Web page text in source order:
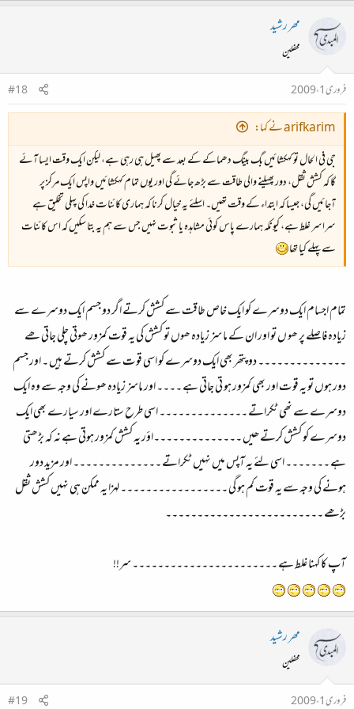
مھر رشید
محفلین
فروری 1، 2009
#18
arifkarim نے کہا:
جی فی الحال تو کہکشائیں بگ بینگ دھماکے کے بعد سے پھیل ہی رہی ہے، لیکن ایک وقت ایسا آئے
گا کہ کشش ثقل، دور پھیلنے والی طاقت سے بڑھ جائے گی اور یوں تمام کہکشائیں واپس ایک مرکز پر
آجائیں گی، جیسا کہ ابتداء کے وقت تھیں۔ اسلئے یہ خیال کرنا کہ ہماری کائنات خدا کی پہلی تخلیق ہے
سراسر غلط ہے، کیونکہ ہمارے پاس کوئی مشاہدہ یا ثبوت نہیں جس سے ہم یہ بتا سکیں کہ اس کائنات
سے پہلے کیا تھا
تمام اجسام ایک دوسرے کو ایک خاص طاقت سے کشش کرتے اگر دو جسم ایک دوسرے سے
زیادہ فاصلے پر ھو ں تو اور ان کے ما سز زیادہ ھوں تو کشش کی یہ قوت کمزور ھوتی چلی جاتی ھے
۔۔۔۔۔۔۔۔۔۔۔۔۔۔ دو پتھر بھی ایک دوسرے کو اسی قو ت سے کشش کرتے ہیں ۔ اور جسم
دور ہوں تو یہ قو ت اور بھی کمزور ہو تی جاتی ہے ۔۔۔۔ اور ماسز زیادہ ھونے کی وجہ سے وہ ایک
دوسرے سے نھی ٹکراتے ۔۔۔۔۔۔۔۔۔۔۔۔۔۔ اسی طرح ستارے اور سیارے بھی ایک
دوسرے کو کشش کرتے ھیں ۔۔۔۔۔۔۔۔۔۔۔۔۔۔اؤر یہ کشش کمزور ہوتی ہے نہ کہ بڑھتی
ہے ۔۔۔۔۔۔۔ اسی لئے یہ آپس میں نہیں ٹکراتے ۔۔۔۔۔۔۔۔۔۔۔۔۔۔ اور مزید دور
ہونے کی وجہ سے یہ قوت کم ہو گی ۔۔۔۔۔۔۔۔۔۔۔۔۔۔۔۔۔ لہزا یہ ممکن ہی نہیں کشش ثقل
بڑھے ۔۔۔۔۔۔۔۔۔۔۔۔۔۔۔۔۔۔۔۔۔۔۔۔۔
آپ کا کہنا غلط ہے ۔۔۔۔۔۔۔۔۔۔۔۔۔۔۔۔۔۔۔۔۔۔۔ سر!!
مھر رشید
محفلین
فروری 1، 2009
#19